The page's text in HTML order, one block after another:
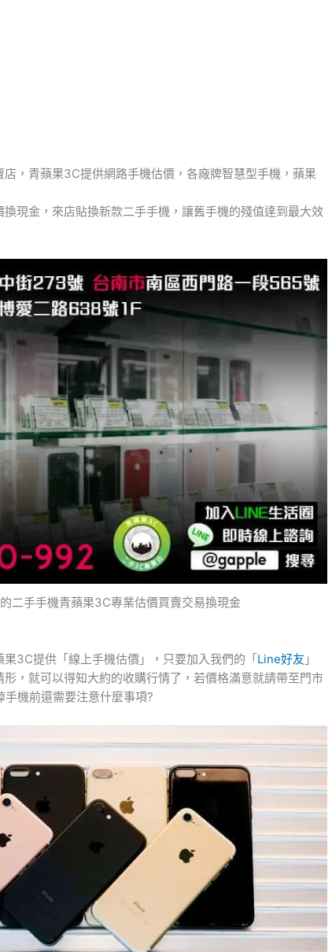
，青蘋果3C提供網路手機估價，各廠牌智慧型手機，蘋果
現金，來店貼換新款二手手機，讓舊手機的殘值達到最大效
二手手機青蘋果3C專業估價買賣交易換現金
3C提供「線上手機估價」，只要加入我們的「 Line好友 」
，就可以得知大約的收購行情了，若價格滿意就請帶至門市
機前還需要注意什麼事項?